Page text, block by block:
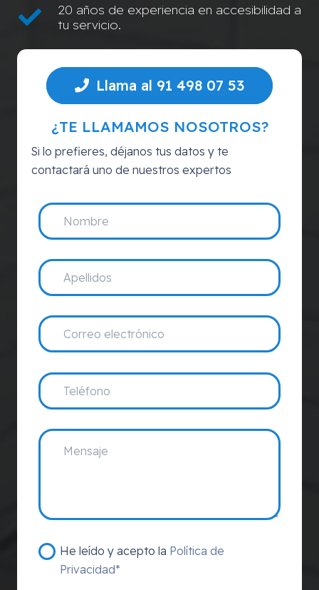
20 años de experiencia en accesibilidad a
tu servicio.
Llama al 91 498 07 53
¿TE LLAMAMOS NOSOTROS?
Si lo prefieres, déjanos tus datos y te
contactará uno de nuestros expertos
He leído y acepto la Política de
Privacidad*